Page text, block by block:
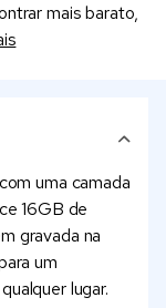
mais barato,
uma camada
16GB de
gravada na
um
lugar.